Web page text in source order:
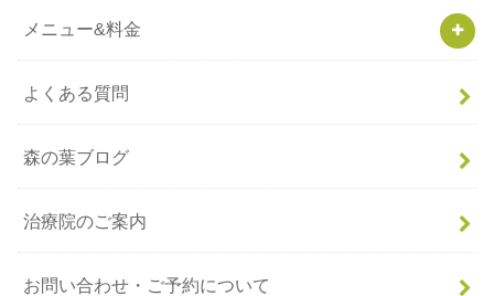
メニュー&料金
よくある質問
森の葉ブログ
治療院のご案内
お問い合わせ・ご予約について